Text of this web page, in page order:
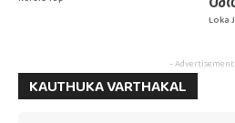
Loka
-
KAUTHUKA VARTHAKAL